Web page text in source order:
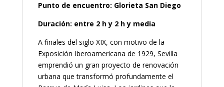
Punto de encuentro: Glorieta San Diego
Duración: entre 2 h y 2 h y media
A finales del siglo XIX, con motivo de la
Exposición Iberoamericana de 1929, Sevilla
emprendió un gran proyecto de renovación
urbana que transformó profundamente el